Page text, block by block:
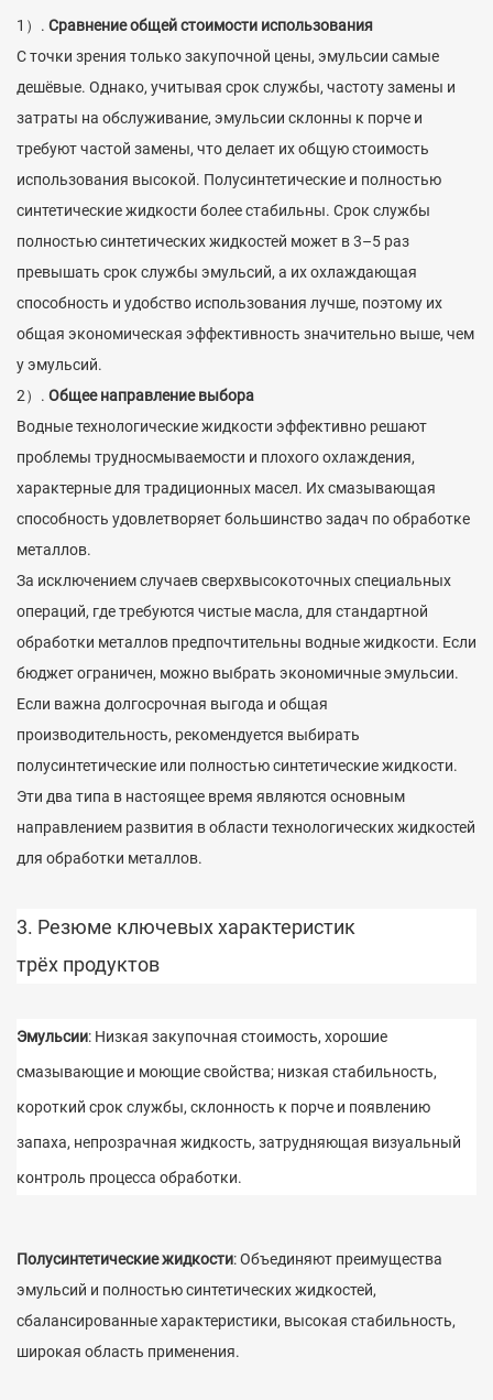
1）. Сравнение общей стоимости использования
С точки зрения только закупочной цены, эмульсии самые
дешёвые. Однако, учитывая срок службы, частоту замены и
затраты на обслуживание, эмульсии склонны к порче и
требуют частой замены, что делает их общую стоимость
использования высокой. Полусинтетические и полностью
синтетические жидкости более стабильны. Срок службы
полностью синтетических жидкостей может в 3–5 раз
превышать срок службы эмульсий, а их охлаждающая
способность и удобство использования лучше, поэтому их
общая экономическая эффективность значительно выше, чем
у эмульсий.
2）. Общее направление выбора
Водные технологические жидкости эффективно решают
проблемы трудносмываемости и плохого охлаждения,
характерные для традиционных масел. Их смазывающая
способность удовлетворяет большинство задач по обработке
металлов.
За исключением случаев сверхвысокоточных специальных
операций, где требуются чистые масла, для стандартной
обработки металлов предпочтительны водные жидкости. Если
бюджет ограничен, можно выбрать экономичные эмульсии.
Если важна долгосрочная выгода и общая
производительность, рекомендуется выбирать
полусинтетические или полностью синтетические жидкости.
Эти два типа в настоящее время являются основным
направлением развития в области технологических жидкостей
для обработки металлов.
3. Резюме ключевых характеристик
трёх продуктов
Эмульсии: Низкая закупочная стоимость, хорошие
смазывающие и моющие свойства; низкая стабильность,
короткий срок службы, склонность к порче и появлению
запаха, непрозрачная жидкость, затрудняющая визуальный
контроль процесса обработки.
Полусинтетические жидкости: Объединяют преимущества
эмульсий и полностью синтетических жидкостей,
сбалансированные характеристики, высокая стабильность,
широкая область применения.